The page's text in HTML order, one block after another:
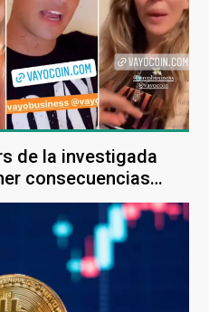
de la investigada
consecuencias